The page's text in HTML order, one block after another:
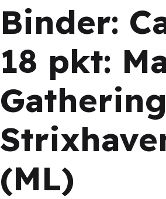
(ML)
Binder:
18 pkt:
(ML)